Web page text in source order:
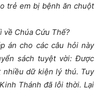
trẻ em bị bệnh ăn chuột
về Chúa Cứu Thế?
án cho các câu hỏi này
sách tuyệt vời: Được
dữ kiện lý thú. Tuy
Thánh đã lỗi thời. Lại